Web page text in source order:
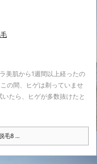
美肌から1週間以上経ったの
の間、ヒゲは剃っていませ
たら、ヒゲが多数抜けたと
毛8 ...